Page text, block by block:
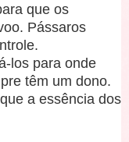
que os
Pássaros
los para onde
têm um dono.
a essência dos